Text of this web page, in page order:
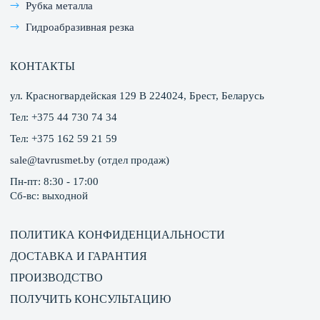
температуре и влажности и обеспечивают стабильный
результат. Такое оборудование для мясного
Тележки и подвесы
Тележки используются для перемещения сырья и
полуфабрикатов между зонами обработки. Они
оснащены удобными ручками и блокируемыми
колесами. В крупных предприятиях используются
туш.
Все виды оснащения должны отличаться надежностью и
соответствовать санитарным требованиям.
ПРЕИМУЩЕСТВА ОБОРУДОВАНИЯ ИЗ
Рубка металла
Гидроабразивная резка
КОНТАКТЫ
ул. Красногвардейская 129 В 224024, Брест, Беларусь
Тел: +375 44 730 74 34
Тел: +375 162 59 21 59
sale@tavrusmet.by (отдел продаж)
Пн-пт: 8:30 - 17:00
Сб-вс: выходной
ПОЛИТИКА КОНФИДЕНЦИАЛЬНОСТИ
ДОСТАВКА И ГАРАНТИЯ
ПРОИЗВОДСТВО
ПОЛУЧИТЬ КОНСУЛЬТАЦИЮ